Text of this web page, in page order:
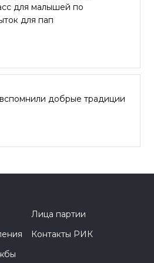
для малышей по
для пап
добрые традиции
Лица партии
Контакты РИК